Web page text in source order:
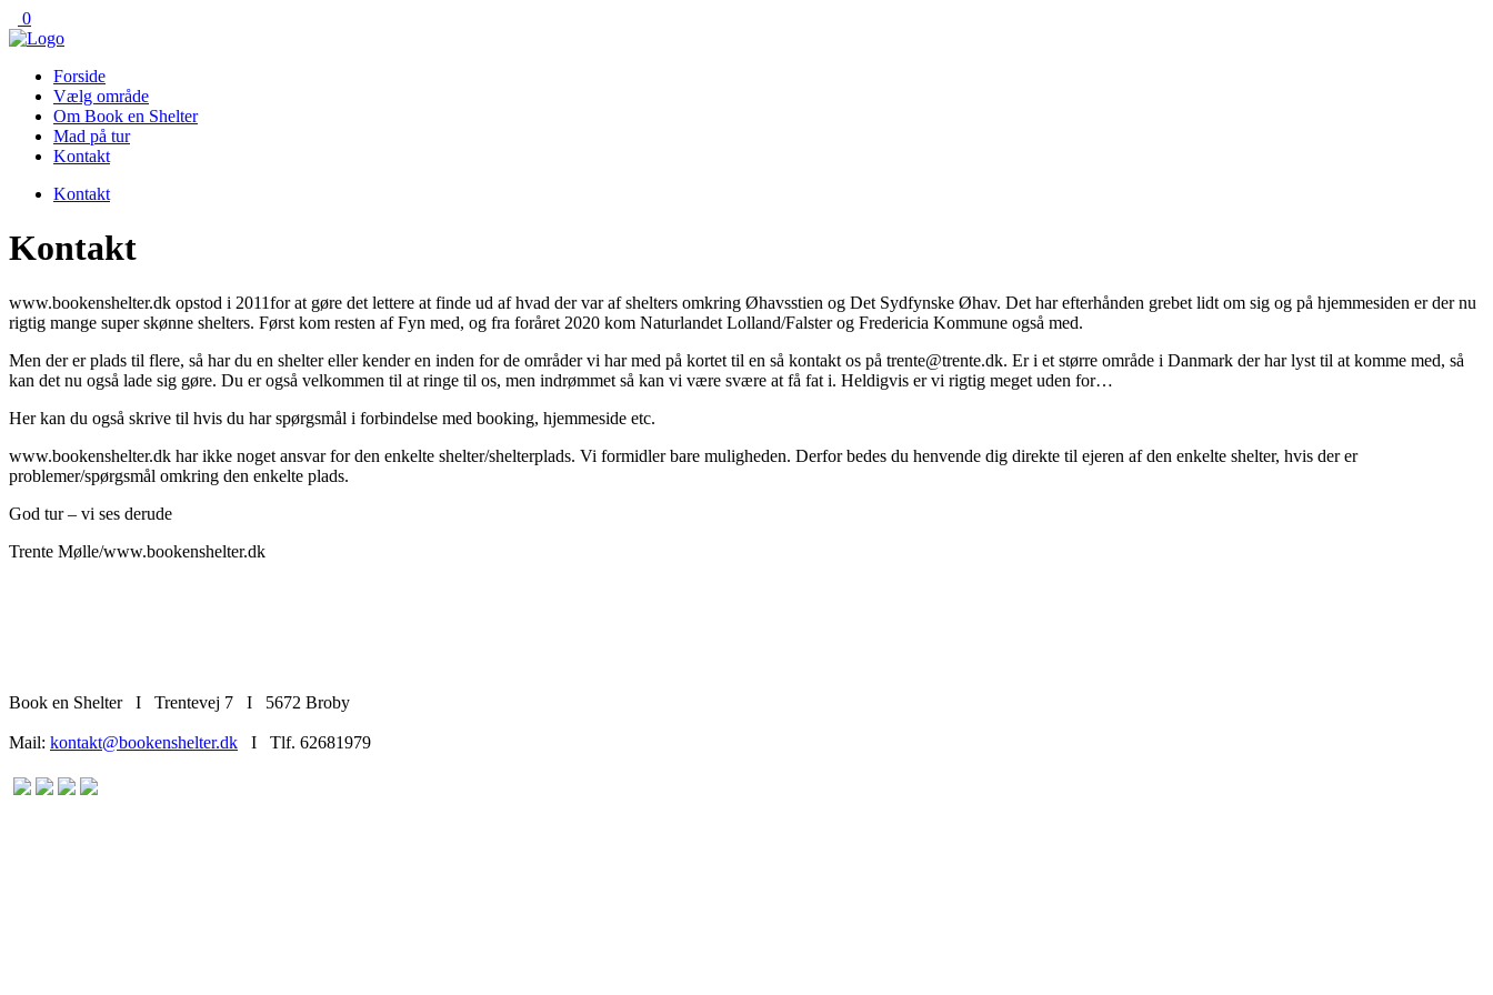
0
Forside
Vælg område
Om Book en Shelter
Mad på tur
Kontakt
Kontakt
Kontakt
www.bookenshelter.dk opstod i 2011for at gøre det lettere at finde ud af hvad der var af shelters omkring Øhavsstien og Det Sydfynske Øhav. Det har efterhånden grebet lidt om sig og på hjemmesiden er der nu
rigtig mange super skønne shelters. Først kom resten af Fyn med, og fra foråret 2020 kom Naturlandet Lolland/Falster og Fredericia Kommune også med.
Men der er plads til flere, så har du en shelter eller kender en inden for de områder vi har med på kortet til en så kontakt os på trente@trente.dk. Er i et større område i Danmark der har lyst til at komme med, så
kan det nu også lade sig gøre. Du er også velkommen til at ringe til os, men indrømmet så kan vi være svære at få fat i. Heldigvis er vi rigtig meget uden for…
Her kan du også skrive til hvis du har spørgsmål i forbindelse med booking, hjemmeside etc.
www.bookenshelter.dk har ikke noget ansvar for den enkelte shelter/shelterplads. Vi formidler bare muligheden. Derfor bedes du henvende dig direkte til ejeren af den enkelte shelter, hvis der er
problemer/spørgsmål omkring den enkelte plads.
God tur – vi ses derude
Trente Mølle/www.bookenshelter.dk
Book en Shelter I Trentevej 7 I 5672 Broby
Mail: kontakt@bookenshelter.dk I Tlf. 62681979